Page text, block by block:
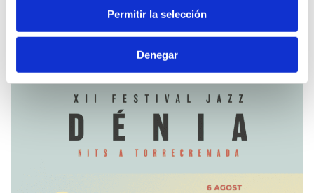
Permitir la selección
Denegar
26 juliol - 23 agost 2026
Cinema